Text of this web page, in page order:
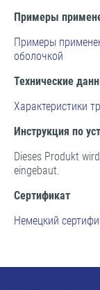
Примеры
Примеры
оболочкой
Технические
Характеристики
Инструкция по
Dieses Produkt
eingebaut.
Сертификат
Немецкий